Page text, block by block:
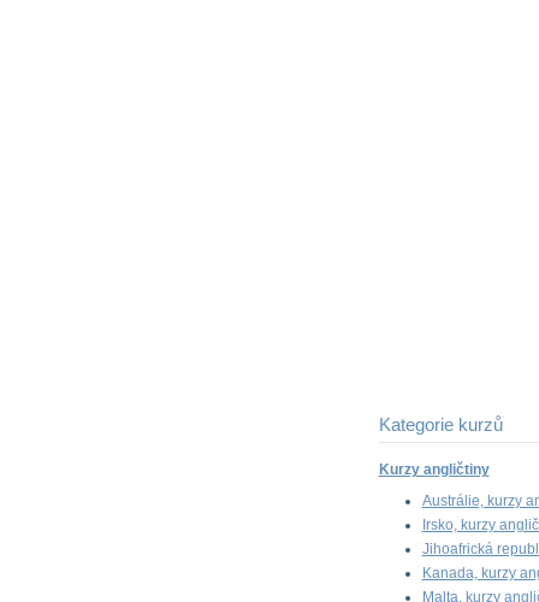
Kategorie kurzů
Kurzy angličtiny
Austrálie, kurzy
Irsko, kurzy
Jihoafrická
Kanada, kurzy
Malta, kurzy